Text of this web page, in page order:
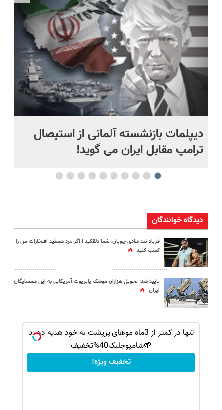
ساخت!
دیپلمات بازنشسته آلمانی از استیصال
ترامپ مقابل ایران می گوید!
دیدگاه خوانندگان
فریاد تند هادی چوپان؛‌ شما دلقکید | اگر مرد هستید افتخارات من را
کسب کنید
تایید شد: تحویل هزاران موشک پاتریوت آمریکایی به این همسایگان
ایران
تنها در کمتر از 3ماه موهای پرپشت به خود هدیه دهید
🌱شامپوجلبک40%تخفیف
تخفیف ویژه!